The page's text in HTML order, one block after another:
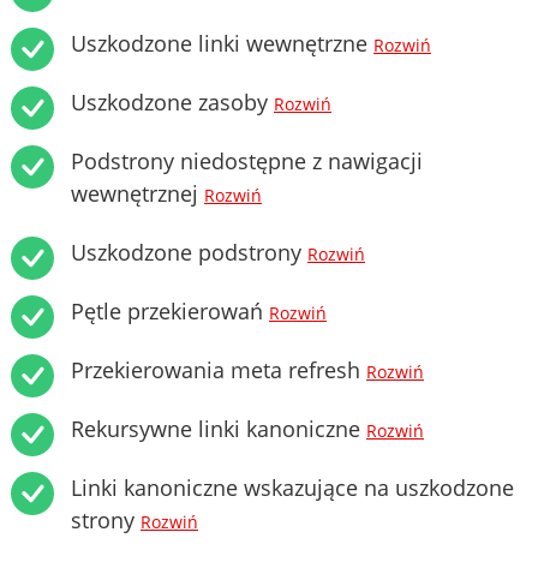
Uszkodzone linki wewnętrzne Rozwiń
Uszkodzone zasoby Rozwiń
Podstrony niedostępne z nawigacji
wewnętrznej Rozwiń
Uszkodzone podstrony Rozwiń
Pętle przekierowań Rozwiń
Przekierowania meta refresh Rozwiń
Rekursywne linki kanoniczne Rozwiń
Linki kanoniczne wskazujące na uszkodzone
strony Rozwiń